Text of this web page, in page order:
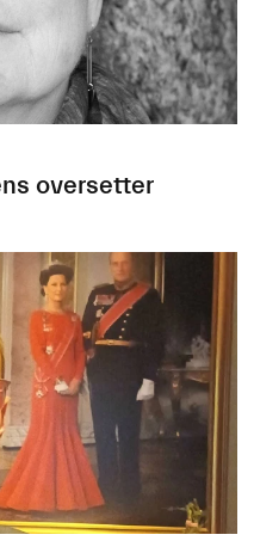
oversetter